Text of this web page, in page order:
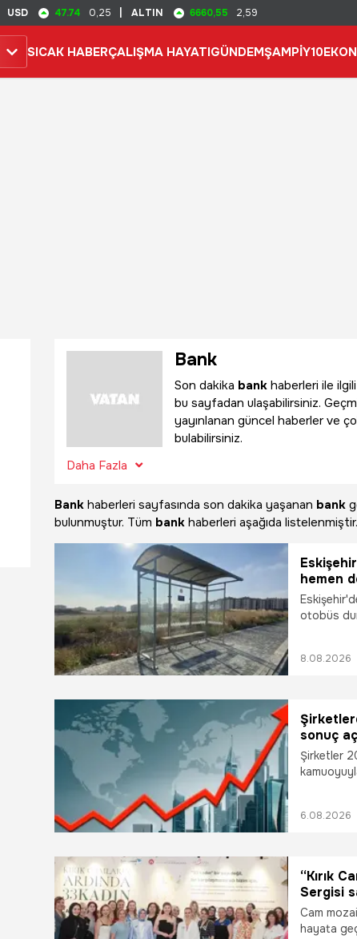
USD 47.74 0,25 ALTIN 6660,55 2,59
SICAK HABERÇALIŞMA HAYATIGÜNDEMŞAMPİY10
Bank
Son dakika bank haberleri ile
bu sayfadan ulaşabilirsiniz.
yayınlanan güncel haberler ve
bulabilirsiniz.
Daha Fazla
Bank haberleri sayfasında son dakika yaşanan bank
bulunmuştur. Tüm bank haberleri aşağıda listelenmiştir.
hemen
otobüs
8.08.2026
sonuç
Şirketler
6.08.2026
“Kırık
Sergisi
Cam
hayata